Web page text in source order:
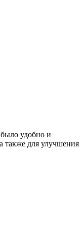
удобно и
также для улучшения